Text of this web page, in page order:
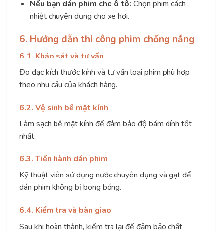
Nếu bạn dán phim cho ô tô: Chọn phim cách
nhiệt chuyên dụng cho xe hơi.
6. Hướng dẫn thi công phim chống nắng
6.1. Khảo sát và tư vấn
Đo đạc kích thước kính và tư vấn loại phim phù hợp
theo nhu cầu của khách hàng.
6.2. Vệ sinh bề mặt kính
Làm sạch bề mặt kính để đảm bảo độ bám dính tốt
nhất.
6.3. Tiến hành dán phim
Kỹ thuật viên sử dụng nước chuyên dụng và gạt để
dán phim không bị bong bóng.
6.4. Kiểm tra và bàn giao
Sau khi hoàn thành, kiểm tra lại để đảm bảo chất